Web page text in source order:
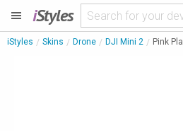
iStyles
iStyles Skins Drone DJI Mini 2 Pink